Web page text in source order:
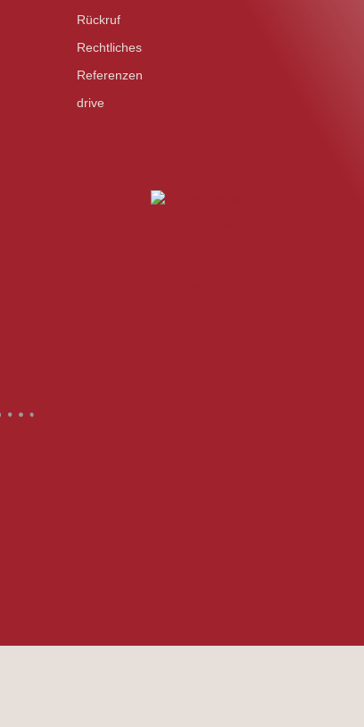
Rückruf
Rechtliches
Referenzen
drive